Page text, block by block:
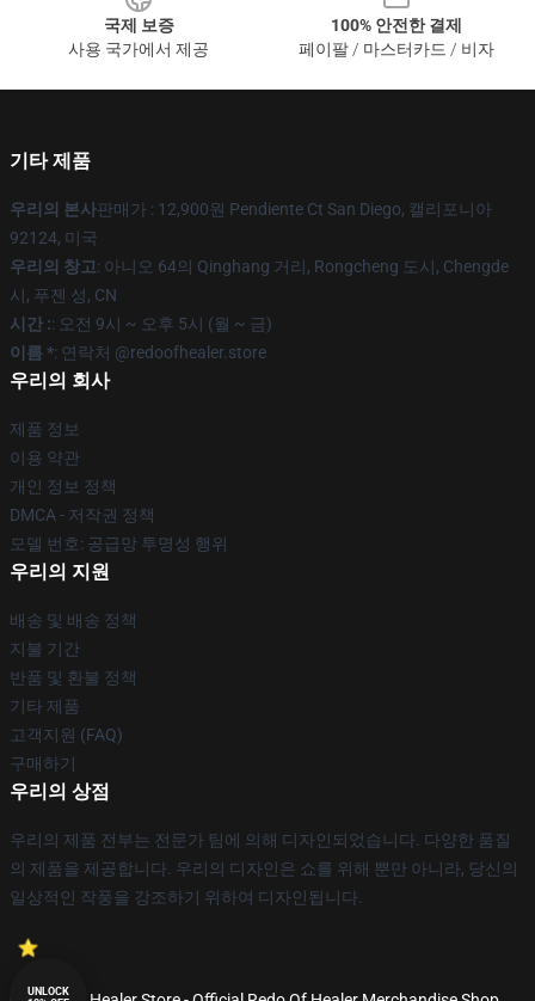
국제 보증
사용 국가에서 제공
100% 안전한 결제
페이팔 / 마스터카드 / 비자
기타 제품
우리의 본사판매가 : 12,900원 Pendiente Ct San Diego, 캘리포니아
92124, 미국
우리의 창고: 아니오 64의 Qinghang 거리, Rongcheng 도시, Chengde
시, 푸젠 성, CN
시간 :: 오전 9시 ~ 오후 5시 (월 ~ 금)
이름 *: 연락처 @redoofhealer.store
우리의 회사
제품 정보
이용 약관
개인 정보 정책
DMCA - 저작권 정책
모델 번호: 공급망 투명성 행위
우리의 지원
배송 및 배송 정책
지불 기간
반품 및 환불 정책
기타 제품
고객지원 (FAQ)
구매하기
우리의 상점
우리의 제품 전부는 전문가 팀에 의해 디자인되었습니다. 다양한 품질
의 제품을 제공합니다. 우리의 디자인은 쇼를 위해 뿐만 아니라, 당신의
일상적인 작풍을 강조하기 위하여 디자인됩니다.
UNLOCK